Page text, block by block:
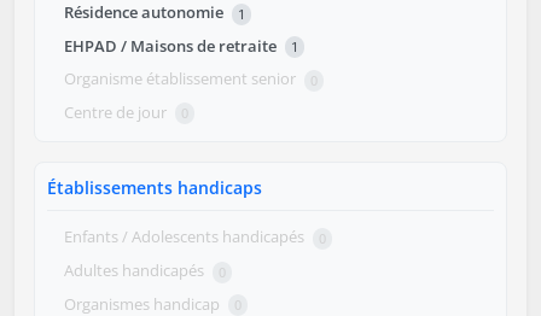
Résidence autonomie 1
EHPAD / Maisons de retraite 1
Organisme établissement senior 0
Centre de jour 0
Établissements handicaps
Enfants / Adolescents handicapés 0
Adultes handicapés 0
Organismes handicap 0